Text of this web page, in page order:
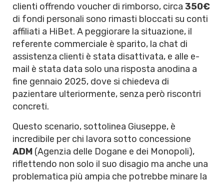
clienti offrendo voucher di rimborso, circa 350€
di fondi personali sono rimasti bloccati su conti
affiliati a HiBet. A peggiorare la situazione, il
referente commerciale è sparito, la chat di
assistenza clienti è stata disattivata, e alle e-
mail è stata data solo una risposta anodina a
fine gennaio 2025, dove si chiedeva di
pazientare ulteriormente, senza però riscontri
concreti.
Questo scenario, sottolinea Giuseppe, è
incredibile per chi lavora sotto concessione
ADM (Agenzia delle Dogane e dei Monopoli),
riflettendo non solo il suo disagio ma anche una
problematica più ampia che potrebbe minare la